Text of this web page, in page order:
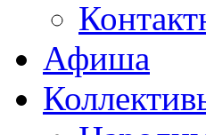
Афиша